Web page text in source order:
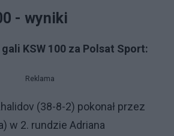
- wyniki
KSW 100 za Polsat Sport:
Reklama
(38-8-2) pokonał przez
w 2. rundzie Adriana